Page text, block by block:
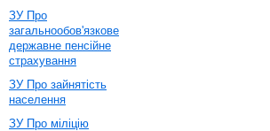
ЗУ Про
загальнообов'язкове
державне пенсійне
страхування
ЗУ Про зайнятість
населення
ЗУ Про міліцію